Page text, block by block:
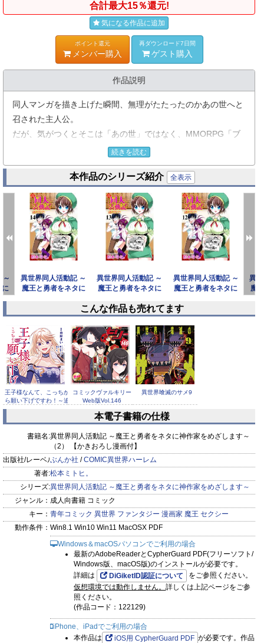
合計最大15％還元!
気になる作品に追加
ポイント還元
メンバー購入
再ダウンロード7日間
ゲスト購入
作品説明
同人マンガを描き上げた瞬間、無理がたたったのかあの世へと
召された主人公。
だが、気がつくとそこは「あの世」ではなく、MMORPG「ブ
そこでサポート美女のお手伝いキャラになっていた!?
現状は把握したものの、よくある特別なスキルは何もない…。
だが、現世で磨いた「絵を描く能力」は持ってきていた！
試しに描いたマンガをこっちの世界の人は芸術作品扱いしてく
れて依頼が殺到！
執筆意欲が燃え上がるうちに美少女魔王をネタとしたエロマン
ガを描いたら、それが魔王本人にバレてしまって…!?
家をめざします～（分冊版）第8～14話』が収録されていま
す。重複購入にご注意ください。
続きを読む
本作品のシリーズ紹介 全表示
～
に
異世界同人活動記 ～
魔王と勇者をネタに
異世界同人活動記 ～
魔王と勇者をネタに
～（
異世界同人活動記 ～
魔王と勇者をネタに
異
魔
prev next
こんな作品も売れてます
王子様なんて、こっちか
ら願い下げですわ！～追
コミックヴァルキリー
Web版Vol.146
異世界喰滅のサメ9
異世界喰滅のサメ8 異世界喰滅のサメ7
1【電子版限定特典付
き】
本電子書籍の仕様
書籍名:異世界同人活動記 ～魔王と勇者をネタに神作家をめざします～
（2） 【かきおろし漫画付】
出版社/レーベル:ぶんか社 /COMIC異世界ハーレム
著者:松本ミトヒ。
シリーズ:異世界同人活動記 ～魔王と勇者をネタに神作家をめざします～
ジャンル： 成人向書籍 コミック
キー： 青年コミック 異世界 ファンタジー 漫画家 魔王 セクシー
動作条件： Win8.1 Win10 Win11 MacOSX PDF
Windows＆macOSパソコンでご利用の場合
最新のAdobeReaderとCypherGuard PDF(フリーソフト/
Windows版、macOS版)のインストールが必要です。
詳細は
DiGiketID認証について
をご参照ください。
仮想環境では動作しません。 詳しくは上記ページをご参
照ください。
(作品コード：122129)
iPhone、iPadでご利用の場合
本作品は
iOS用 CypherGuard PDF が必要です。作品